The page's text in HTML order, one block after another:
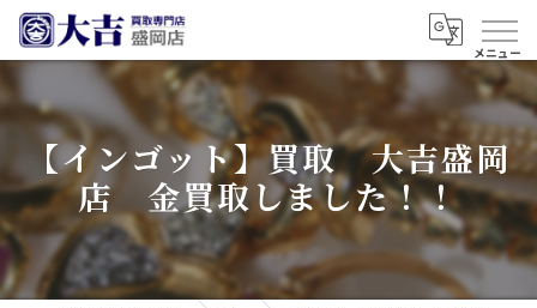
【インゴット】買取 大吉盛岡
店 金買取しました！！